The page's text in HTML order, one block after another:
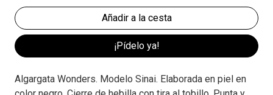
¡Pídelo ya!
Algargata Wonders. Modelo Sinai. Elaborada en piel en